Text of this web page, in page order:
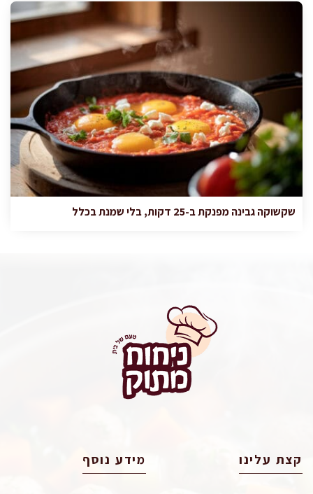
שקשוקה גבינה מפנקת ב-25 דקות, בלי שמנת בכלל
קצת עלינו מידע נוסף